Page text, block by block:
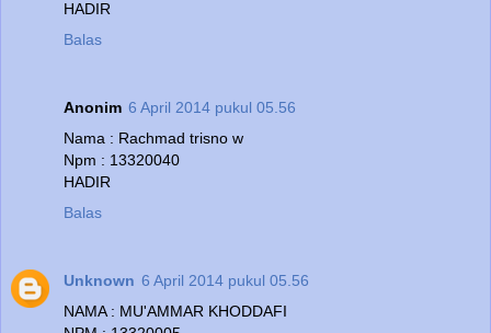
HADIR
Balas
Anonim 6 April 2014 pukul 05.56
Nama : Rachmad trisno w
Npm : 13320040
HADIR
Balas
Unknown 6 April 2014 pukul 05.56
NAMA : MU'AMMAR KHODDAFI